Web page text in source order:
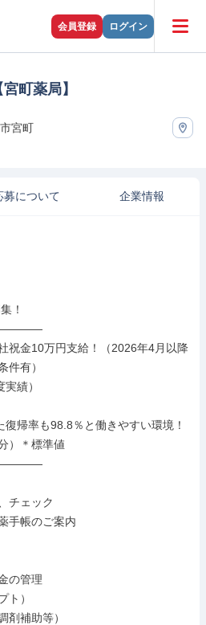
会員登録 ログイン
町薬局】
宮町
募について 企業情報
！
祝金10万円支給！（2026年4月以降
件有）
績）
帰率も98.8％と働きやすい環境！
）＊標準値
チェック
手帳のご案内
の管理
ト）
剤補助等）